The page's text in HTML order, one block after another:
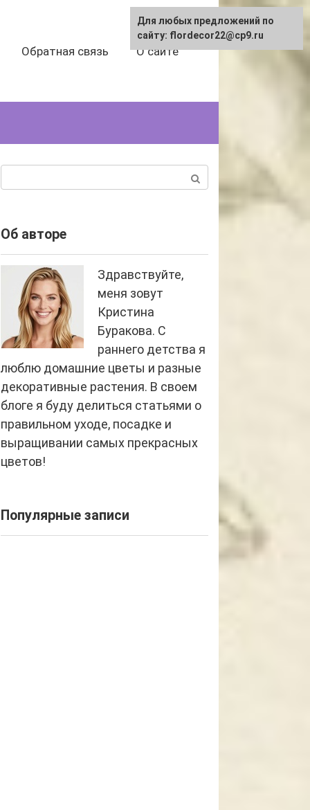
Обратная связь О сайте
Об авторе
Здравствуйте,
меня зовут
Кристина
Буракова. С
раннего детства я
люблю домашние цветы и разные
декоративные растения. В своем
блоге я буду делиться статьями о
правильном уходе, посадке и
выращивании самых прекрасных
цветов!
Популярные записи
Для любых предложений по
сайту: flordecor22@cp9.ru